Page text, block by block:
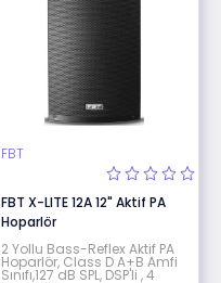
FBT
FBT X-LITE 12A 12" Aktif PA
Hoparlör
2 Yollu Bass-Reflex Aktif PA
Hoparlör, Class D A+B Amfi
Sınıfı,127 dB SPL, DSP'li , 4